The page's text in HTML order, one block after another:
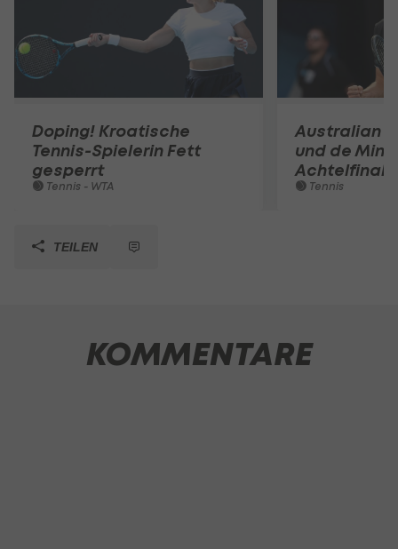
Doping! Kroatische
Tennis-Spielerin Fett
gesperrt
Tennis - WTA
Australian
und de
Tennis
TEILEN
KOMMENTARE